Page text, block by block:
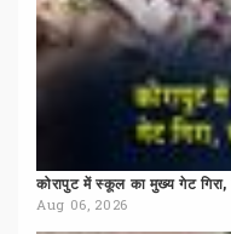
कोरापुट में स्कूल का मुख्य गेट गिरा,
Aug 06, 2026